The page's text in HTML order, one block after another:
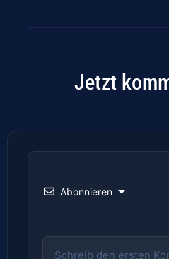
Jetzt
Abonnieren